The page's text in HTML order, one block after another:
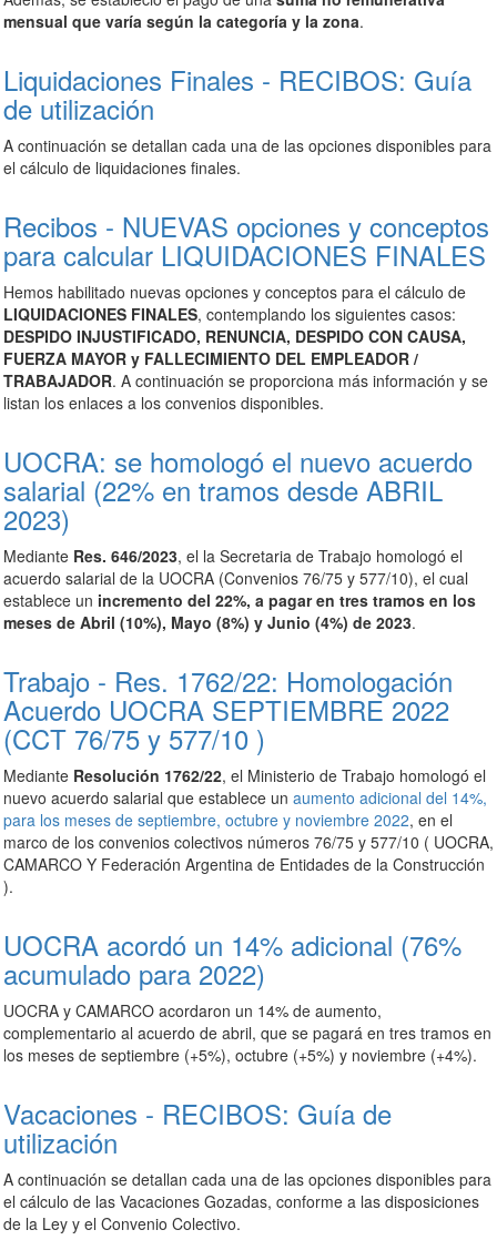
mensual que varía según la categoría y la zona.
Liquidaciones Finales - RECIBOS: Guía
de utilización
A continuación se detallan cada una de las opciones disponibles para
el cálculo de liquidaciones finales.
Recibos - NUEVAS opciones y conceptos
para calcular LIQUIDACIONES FINALES
Hemos habilitado nuevas opciones y conceptos para el cálculo de
LIQUIDACIONES FINALES, contemplando los siguientes casos:
DESPIDO INJUSTIFICADO, RENUNCIA, DESPIDO CON CAUSA,
FUERZA MAYOR y FALLECIMIENTO DEL EMPLEADOR /
TRABAJADOR. A continuación se proporciona más información y se
listan los enlaces a los convenios disponibles.
UOCRA: se homologó el nuevo acuerdo
salarial (22% en tramos desde ABRIL
2023)
Mediante Res. 646/2023, el la Secretaria de Trabajo homologó el
acuerdo salarial de la UOCRA (Convenios 76/75 y 577/10), el cual
establece un incremento del 22%, a pagar en tres tramos en los
meses de Abril (10%), Mayo (8%) y Junio (4%) de 2023.
Trabajo - Res. 1762/22: Homologación
Acuerdo UOCRA SEPTIEMBRE 2022
(CCT 76/75 y 577/10 )
Mediante Resolución 1762/22, el Ministerio de Trabajo homologó el
nuevo acuerdo salarial que establece un aumento adicional del 14%,
para los meses de septiembre, octubre y noviembre 2022, en el
marco de los convenios colectivos números 76/75 y 577/10 ( UOCRA,
CAMARCO Y Federación Argentina de Entidades de la Construcción
).
UOCRA acordó un 14% adicional (76%
acumulado para 2022)
UOCRA y CAMARCO acordaron un 14% de aumento,
complementario al acuerdo de abril, que se pagará en tres tramos en
los meses de septiembre (+5%), octubre (+5%) y noviembre (+4%).
Vacaciones - RECIBOS: Guía de
utilización
A continuación se detallan cada una de las opciones disponibles para
el cálculo de las Vacaciones Gozadas, conforme a las disposiciones
de la Ley y el Convenio Colectivo.